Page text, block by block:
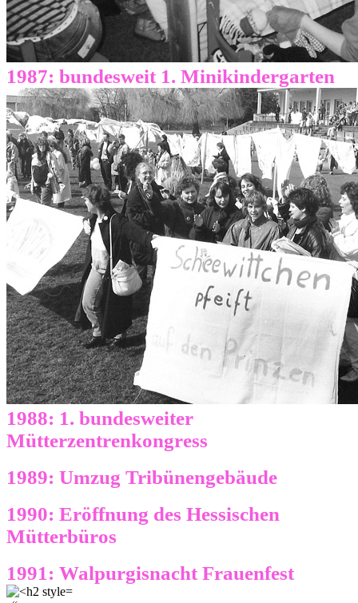
1987: bundesweit 1. Minikindergarten
1988: 1. bundesweiter
Mütterzentrenkongress
1989: Umzug Tribünengebäude
1990: Eröffnung des Hessischen
Mütterbüros
1991: Walpurgisnacht Frauenfest